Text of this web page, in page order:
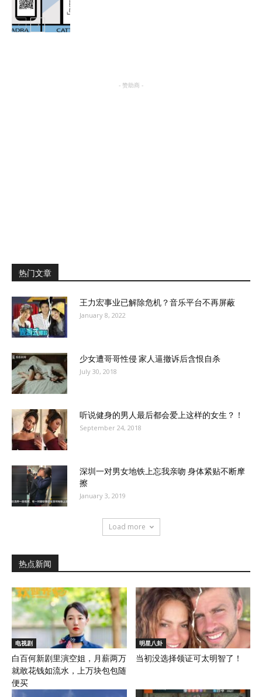
- 赞助商 -
热门文章
王力宏事业已解除危机？音乐平台不再屏蔽
January 8, 2022
少女遭哥哥性侵 家人逼撤诉后含恨自杀
July 30, 2018
听说健身的男人最后都会爱上这样的女生？！
September 24, 2018
深圳一对男女地铁上忘我亲吻 身体紧贴不断摩
擦
January 3, 2019
Load more
热点新闻
电视剧
白百何新剧里演空姐，月薪两万
就敢花钱如流水，上万块包包随
便买
明星八卦
当初没选择领证可太明智了！